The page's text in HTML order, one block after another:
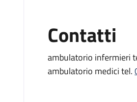
Contatti
ambulatorio infermieri
ambulatorio medici tel.